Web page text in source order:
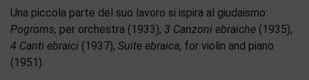
Una piccola parte del suo lavoro si ispira al giudaismo:
Pogroms, per orchestra (1933), 3 Canzoni ebraiche (1935),
4 Canti ebraici (1937), Suite ebraica, for violin and piano
(1951).